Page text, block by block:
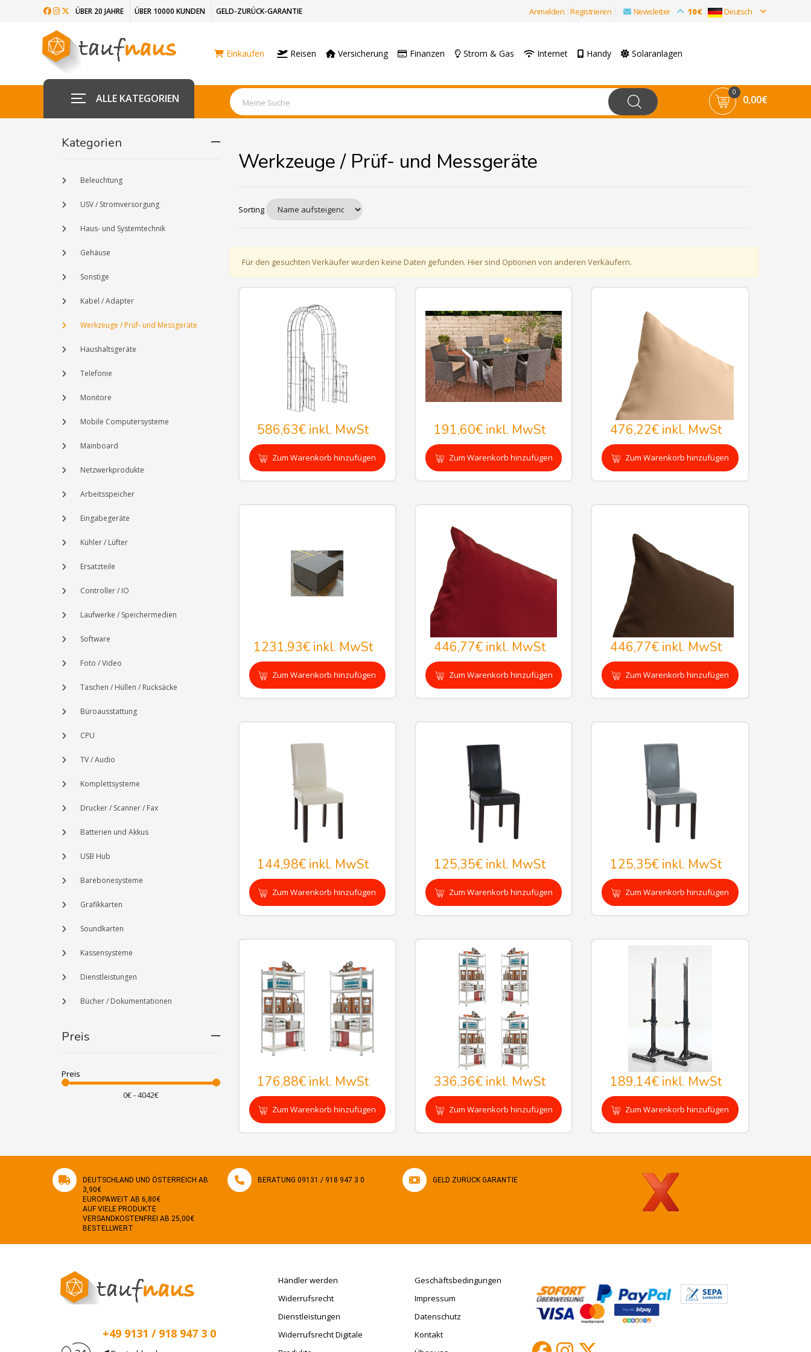
ÜBER 20 JAHRE ÜBER 10000 KUNDEN GELD-ZURÜCK-GARANTIE Anmelden Registrieren Newsletter 10€ Deutsch
Einkaufen Reisen Versicherung Finanzen Strom & Gas Internet Handy Solaranlagen
ALLE KATEGORIEN
0
0,00€
Kategorien
Beleuchtung
USV / Stromversorgung
Haus- und Systemtechnik
Gehäuse
Sonstige
Kabel / Adapter
Werkzeuge / Prüf- und Messgeräte
Haushaltsgeräte
Telefonie
Monitore
Mobile Computersysteme
Mainboard
Netzwerkprodukte
Arbeitsspeicher
Eingabegeräte
Kühler / Lüfter
Ersatzteile
Controller / IO
Laufwerke / Speichermedien
Software
Foto / Video
Taschen / Hüllen / Rucksäcke
Büroausstattung
CPU
TV / Audio
Komplettsysteme
Drucker / Scanner / Fax
Batterien und Akkus
USB Hub
Barebonesysteme
Grafikkarten
Soundkarten
Kassensysteme
Dienstleistungen
Bücher / Dokumentationen
Preis
Preis
Werkzeuge / Prüf- und Messgeräte
Sorting
Für den gesuchten Verkäufer wurden keine Daten gefunden. Hier sind Optionen von anderen Verkäufern.
586,63€ inkl. MwSt
Zum Warenkorb hinzufügen
191,60€inkl. MwSt
Zum Warenkorb hinzufügen
476,22€ inkl. MwSt
Zum Warenkorb hinzufügen
1231,93€inkl. MwSt
Zum Warenkorb hinzufügen
446,77€inkl. MwSt
Zum Warenkorb hinzufügen
446,77€ inkl. MwSt
Zum Warenkorb hinzufügen
144,98€ inkl. MwSt
Zum Warenkorb hinzufügen
125,35€inkl. MwSt
Zum Warenkorb hinzufügen
125,35€ inkl. MwSt
Zum Warenkorb hinzufügen
176,88€ inkl. MwSt
Zum Warenkorb hinzufügen
336,36€inkl. MwSt
Zum Warenkorb hinzufügen
189,14€ inkl. MwSt
Zum Warenkorb hinzufügen
DEUTSCHLAND UND ÖSTERREICH AB
3,90€
EUROPAWEIT AB 6,80€
AUF VIELE PRODUKTE
VERSANDKOSTENFREI AB 25,00€
BESTELLWERT
BERATUNG 09131 / 918 947 3 0 GELD ZURÜCK GARANTIE
+49 9131 / 918 947 3 0
Händler werden
Widerrufsrecht
Dienstleistungen
Widerrufsrecht Digitale
Geschäftsbedingungen
Impressum
Datenschutz
Kontakt